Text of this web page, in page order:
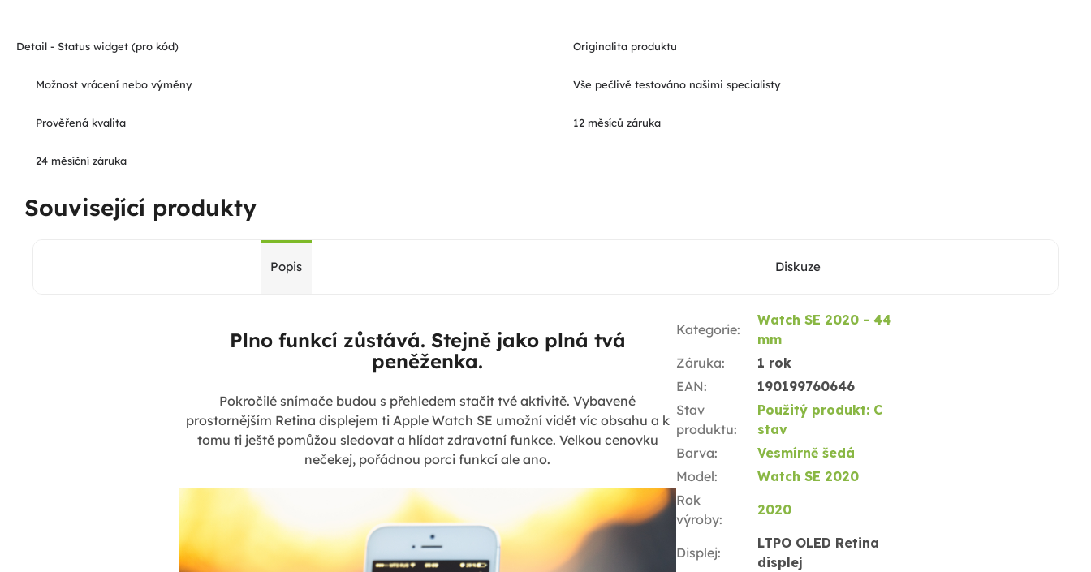
Detail - Status widget (pro kód) Originalita produktu
Možnost vrácení nebo výměny Vše pečlivě testováno našimi specialisty
Prověřená kvalita 12 měsíců záruka
24 měsíční záruka
Související produkty
Popis Diskuze
Plno funkcí zůstává. Stejně jako plná tvá
peněženka.
Pokročilé snímače budou s přehledem stačit tvé aktivitě. Vybavené
prostornějším Retina displejem ti Apple Watch SE umožní vidět víc obsahu a k
tomu ti ještě pomůžou sledovat a hlídat zdravotní funkce. Velkou cenovku
nečekej, pořádnou porci funkcí ale ano.
Kategorie:
Watch SE 2020 - 44
mm
Záruka:
1 rok
EAN:
190199760646
Stav
produktu:
Použitý produkt: C
stav
Barva:
Vesmírně šedá
Model:
Watch SE 2020
Rok
výroby:
2020
Displej:
LTPO OLED Retina
displej